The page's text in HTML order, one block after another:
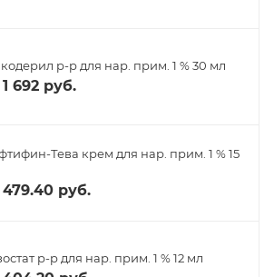
р-р для нар. прим. 1 % 30 мл
1 692 руб.
Тева крем для нар. прим. 1 % 15
479.40 руб.
р-р для нар. прим. 1 % 12 мл